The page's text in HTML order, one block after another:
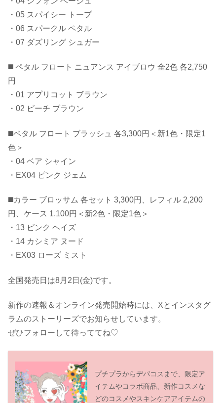
・05 スパイシー トープ
・06 スパークル ペタル
・07 ダズリング シュガー
◼️ ペタル フロート ニュアンス アイブロウ 全2色 各2,750
円
・01 アプリコット ブラウン
・02 ピーチ ブラウン
◼️ペタル フロート ブラッシュ 各3,300円＜新1色・限定1
色＞
・04 ベア シャイン
・EX04 ピンク ジェム
◼️カラー ブロッサム 各セット 3,300円、レフィル 2,200
円、ケース 1,100円＜新2色・限定1色＞
・13 ピンク ヘイズ
・14 カシミア ヌード
・EX03 ローズ ミスト
全国発売日は8月2日(金)です。
新作の速報＆オンライン発売開始時には、Xとインスタグ
ラムのストーリーズでお知らせしています。
ぜひフォローして待っててね♡
プチプラからデパコスまで、限定ア
イテムやコラボ商品、新作コスメな
どのコスメやスキンケアアイテムの